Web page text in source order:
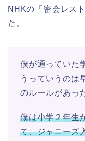
NHKの「密会レス
た。
僕が通っていた
うっていうのは
のルールがあっ
僕は小学２年生
て、ジャニーズ